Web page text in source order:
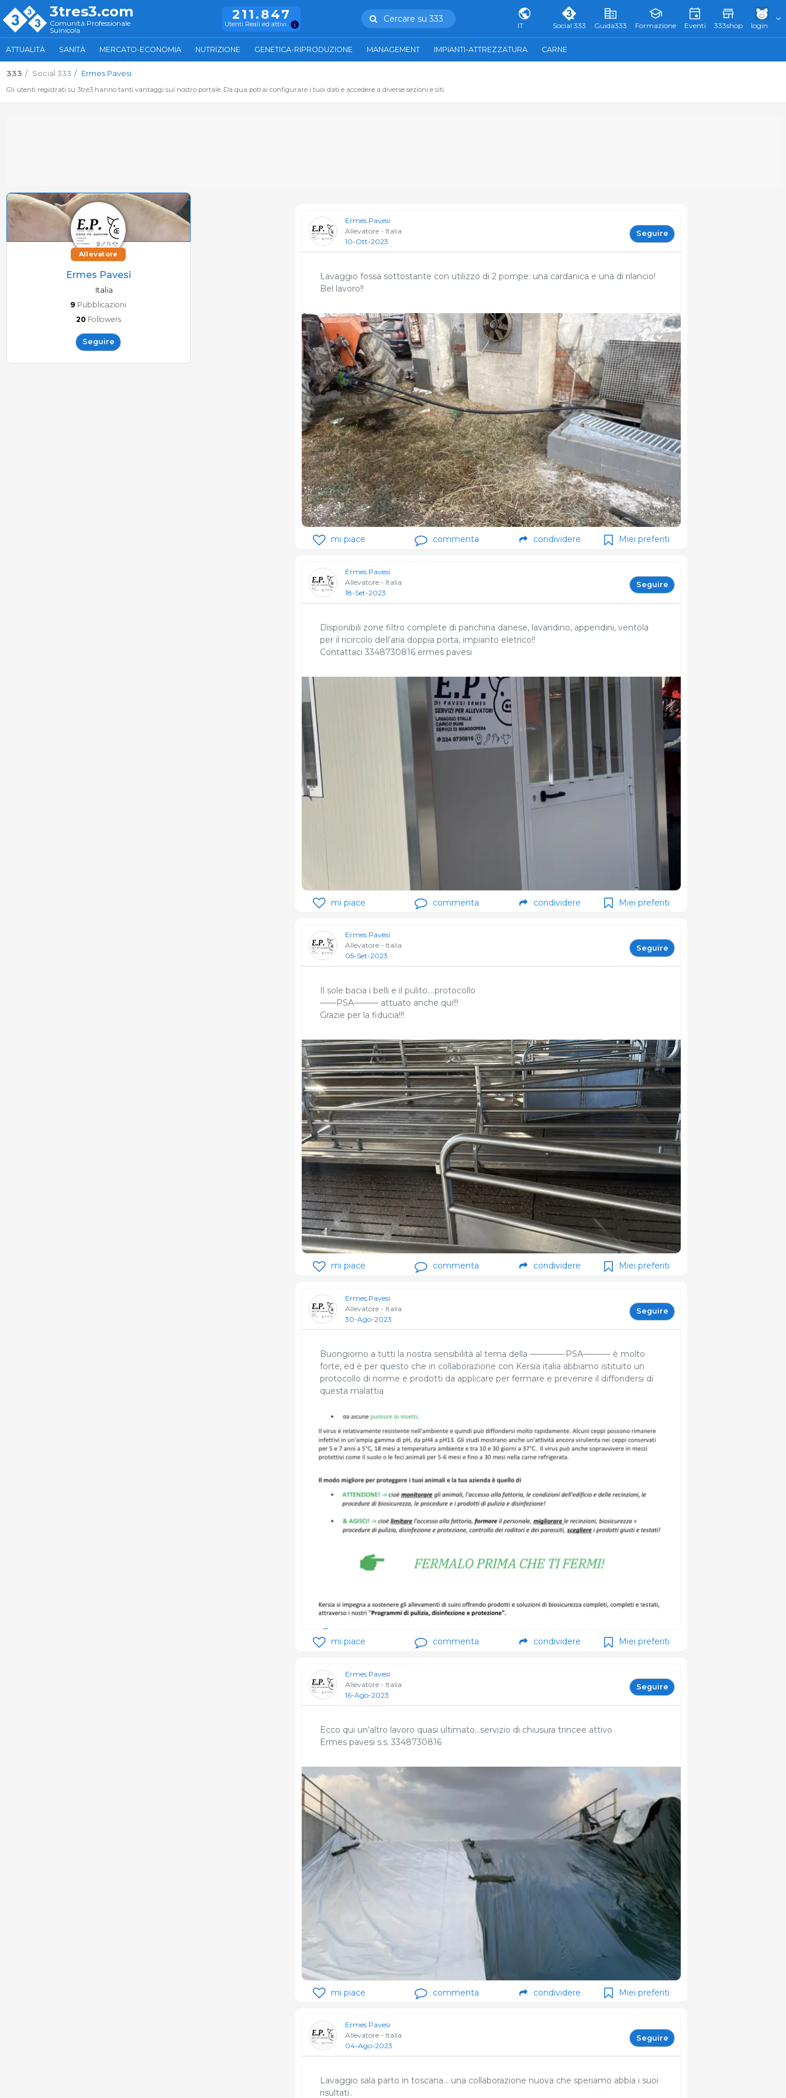
3tres3.com
Comunità Professionale
Suinicola
211.847
Utenti Reali ed attivi
Cercare su 333
IT Social 333 Guida333 Formazione Eventi 333shop login
ATTUALITÀ SANITÀ MERCATO-ECONOMIA NUTRIZIONE GENETICA-RIPRODUZIONE MANAGEMENT IMPIANTI-ATTREZZATURA CARNE
333 Social 333 Ermes Pavesi
Gli utenti registrati su 3tre3 hanno tanti vantaggi sul nostro portale. Da qua potrai configurare i tuoi dati e accedere a diverse sezioni e siti.
Allevatore
Ermes Pavesi
Italia
9 Pubblicazioni
20 Followers
Seguire
Ermes Pavesi
Allevatore - Italia
10-Ott-2023
Seguire
Lavaggio fossa sottostante con utilizzo di 2 pompe: una cardanica e una di rilancio!
Bel lavoro!!
mi piace commenta condividere Miei preferiti
Ermes Pavesi
Allevatore - Italia
18-Set-2023
Seguire
Disponibili zone filtro complete di panchina danese, lavandino, appendini, ventola
per il ricircolo dell’aria doppia porta, impianto eletrico!!
Contattaci 3348730816 ermes pavesi
mi piace commenta condividere Miei preferiti
Ermes Pavesi
Allevatore - Italia
05-Set-2023
Seguire
Il sole bacia i belli e il pulito….protocollo
——PSA——— attuato anche qui!!!
Grazie per la fiducia!!!
mi piace commenta condividere Miei preferiti
Ermes Pavesi
Allevatore - Italia
30-Ago-2023
Seguire
Buongiorno a tutti la nostra sensibilità al tema della ————-PSA———- è molto
forte, ed è per questo che in collaborazione con Kersia italia abbiamo istituito un
protocollo di norme e prodotti da applicare per fermare e prevenire il diffondersi di
questa malattia
mi piace commenta condividere Miei preferiti
Ermes Pavesi
Allevatore - Italia
16-Ago-2023
Seguire
Ecco qui un’altro lavoro quasi ultimato…servizio di chiusura trincee attivo
Ermes pavesi s.s. 3348730816
mi piace commenta condividere Miei preferiti
Ermes Pavesi
Allevatore - Italia
04-Ago-2023
Seguire
Lavaggio sala parto in toscana… una collaborazione nuova che speriamo abbia i suoi
risultati..